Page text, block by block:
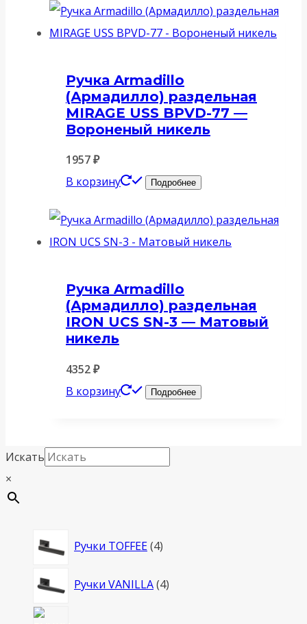
Ручка Armadillo
(Армадилло) раздельная
MIRAGE USS BPVD-77 —
Вороненый никель
1957₽
В корзину
Подробнее
Ручка Armadillo
(Армадилло) раздельная
IRON UCS SN-3 — Матовый
никель
4352₽
В корзину
Подробнее
Искать
×
Ручки TOFFEE 44
Ручки VANILLA 44